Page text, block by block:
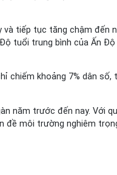
tiếp tục tăng chậm
tuổi trung bình của Ấn
khoảng 7% dân số,
năm trước đến nay. Với
môi trường nghiêm